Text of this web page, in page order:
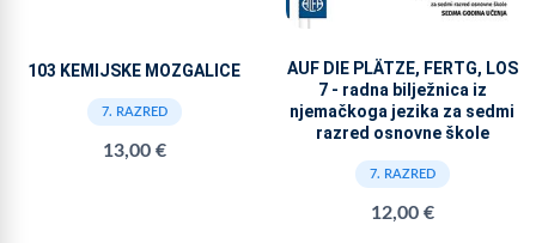
103 KEMIJSKE MOZGALICE
7. RAZRED
13,00 €
AUF DIE PLÄTZE, FERTG, LOS
7 - radna bilježnica iz
njemačkoga jezika za sedmi
razred osnovne škole
7. RAZRED
12,00 €